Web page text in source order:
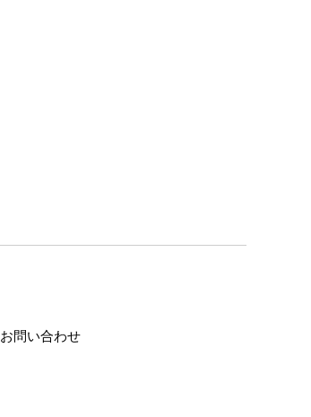
お問い合わせ